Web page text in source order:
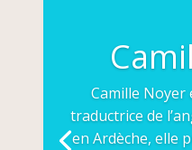
Camille Noyer
traductrice de
en Ardèche, elle